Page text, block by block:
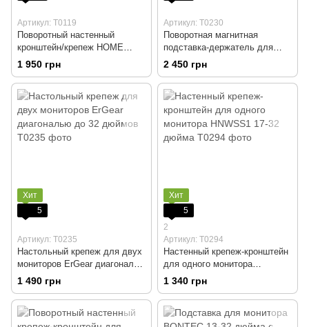
Артикул: T0119
Поворотный настенный
кронштейн/крепеж HOME
VISION HV6601 для
телевизоров 32–84 дюйма
1 950 грн
Артикул: T0230
Поворотная магнитная
подставка-держатель для
Samsung Galaxy Tab
S10/S9/S8 Ultra 2024 с
держателем для S-Pen
2 450 грн
Хит
5
Артикул: Т0235
Настольный крепеж для двух
мониторов ErGear диагональю
до 32 дюймов
1 490 грн
Хит
5
2
Артикул: Т0294
Настенный крепеж-кронштейн
для одного монитора
HNWSS1 17-32 дюйма
1 340 грн